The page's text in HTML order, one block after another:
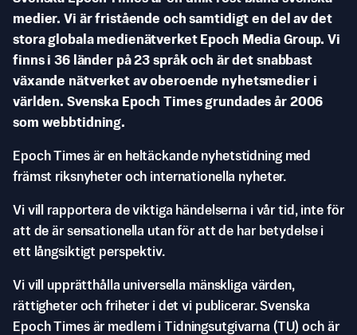
medier. Vi är fristående och samtidigt en del av det
stora globala medienätverket Epoch Media Group. Vi
finns i 36 länder på 23 språk och är det snabbast
växande nätverket av oberoende nyhetsmedier i
världen. Svenska Epoch Times grundades år 2006
som webbtidning.
Epoch Times är en heltäckande nyhetstidning med
främst riksnyheter och internationella nyheter.
Vi vill rapportera de viktiga händelserna i vår tid, inte för
att de är sensationella utan för att de har betydelse i
ett långsiktigt perspektiv.
Vi vill upprätthålla universella mänskliga värden,
rättigheter och friheter i det vi publicerar. Svenska
Epoch Times är medlem i Tidningsutgivarna (TU) och är